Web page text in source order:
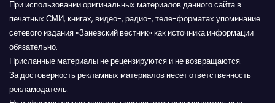
При использовании оригинальных материалов данного сайта в
печатных СМИ, книгах, видео-, радио-, теле-форматах упоминание
сетевого издания «Заневский вестник» как источника информации
обязательно.
Присланные материалы не рецензируются и не возвращаются.
За достоверность рекламных материалов несет ответственность
рекламодатель.